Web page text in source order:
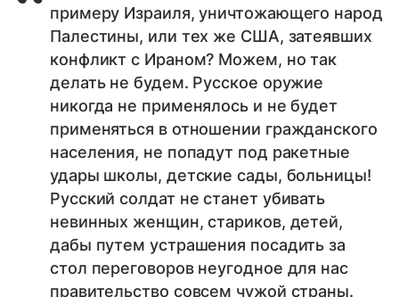
примеру Израиля, уничтожающего народ
Палестины, или тех же США, затеявших
конфликт с Ираном? Можем, но так
делать не будем. Русское оружие
никогда не применялось и не будет
применяться в отношении гражданского
населения, не попадут под ракетные
удары школы, детские сады, больницы!
Русский солдат не станет убивать
невинных женщин, стариков, детей,
дабы путем устрашения посадить за
стол переговоров неугодное для нас
правительство совсем чужой страны.